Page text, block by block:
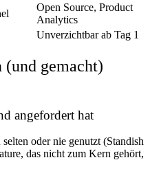
Open Source, Product
Analytics
Unverzichtbar ab Tag 1
(und gemacht)
angefordert hat
oder nie genutzt (Standish
das nicht zum Kern gehört,